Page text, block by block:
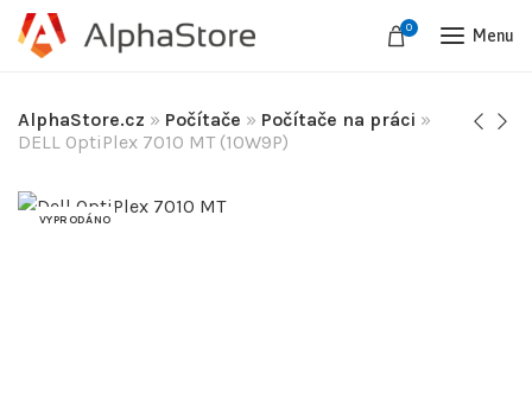
0 Menu
AlphaStore.cz » Počítače » Počítače na práci »
DELL OptiPlex 7010 MT (10W9P)
VYPRODÁNO